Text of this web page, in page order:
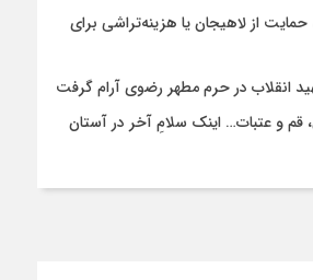
از لاهیجان یا هزینه‌تراشی برای
انقلاب در حرم مطهر رضوی آرام گرفت
قم و عتبات… اینک سلامِ آخر در آستان